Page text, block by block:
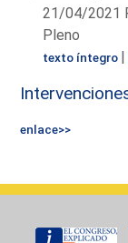
21/04/2021
Pleno
texto íntegro
enlace>>